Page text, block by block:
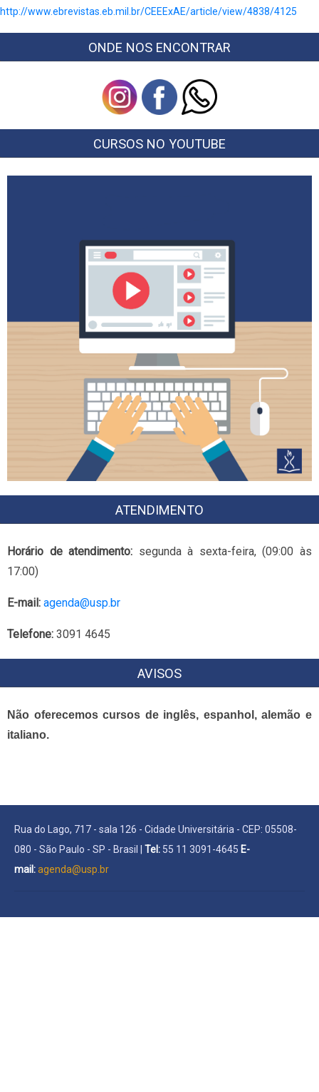
http://www.ebrevistas.eb.mil.br/CEEExAE/article/view/4838/4125
ONDE NOS ENCONTRAR
CURSOS NO YOUTUBE
ATENDIMENTO
Horário de atendimento: segunda à sexta-feira, (09:00 às
17:00)
E-mail: agenda@usp.br
Telefone: 3091 4645
AVISOS
Não oferecemos cursos de inglês, espanhol, alemão e
italiano.
Rua do Lago, 717 - sala 126 - Cidade Universitária - CEP: 05508-
080 - São Paulo - SP - Brasil | Tel: 55 11 3091-4645 E-
mail:agenda@usp.br